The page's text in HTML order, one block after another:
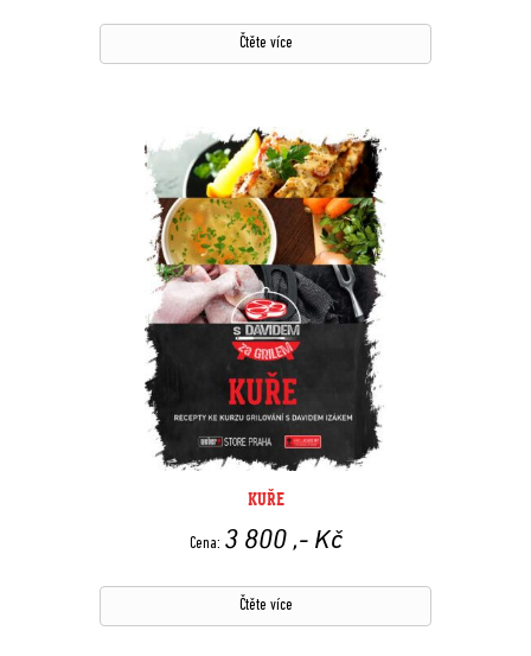
Čtěte více
KUŘE
Cena: 3 800 ,- Kč
Čtěte více